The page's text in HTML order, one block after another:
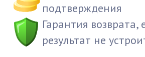
подтверждения
Гарантия возврата,
результат не